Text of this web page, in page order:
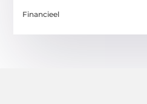
Financieel